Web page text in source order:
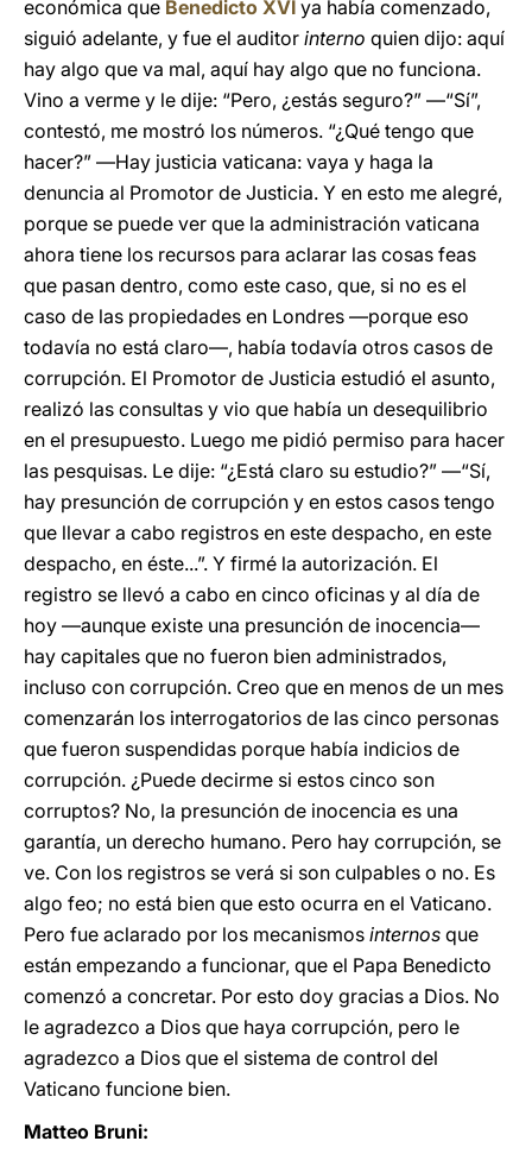
económica que Benedicto XVI ya había comenzado,
siguió adelante, y fue el auditor interno quien dijo: aquí
hay algo que va mal, aquí hay algo que no funciona.
Vino a verme y le dije: “Pero, ¿estás seguro?” ―“Sí”,
contestó, me mostró los números. “¿Qué tengo que
hacer?” ―Hay justicia vaticana: vaya y haga la
denuncia al Promotor de Justicia. Y en esto me alegré,
porque se puede ver que la administración vaticana
ahora tiene los recursos para aclarar las cosas feas
que pasan dentro, como este caso, que, si no es el
caso de las propiedades en Londres ―porque eso
todavía no está claro―, había todavía otros casos de
corrupción. El Promotor de Justicia estudió el asunto,
realizó las consultas y vio que había un desequilibrio
en el presupuesto. Luego me pidió permiso para hacer
las pesquisas. Le dije: “¿Está claro su estudio?” ―“Sí,
hay presunción de corrupción y en estos casos tengo
que llevar a cabo registros en este despacho, en este
despacho, en éste...”. Y firmé la autorización. El
registro se llevó a cabo en cinco oficinas y al día de
hoy ―aunque existe una presunción de inocencia―
hay capitales que no fueron bien administrados,
incluso con corrupción. Creo que en menos de un mes
comenzarán los interrogatorios de las cinco personas
que fueron suspendidas porque había indicios de
corrupción. ¿Puede decirme si estos cinco son
corruptos? No, la presunción de inocencia es una
garantía, un derecho humano. Pero hay corrupción, se
ve. Con los registros se verá si son culpables o no. Es
algo feo; no está bien que esto ocurra en el Vaticano.
Pero fue aclarado por los mecanismos internos que
están empezando a funcionar, que el Papa Benedicto
comenzó a concretar. Por esto doy gracias a Dios. No
le agradezco a Dios que haya corrupción, pero le
agradezco a Dios que el sistema de control del
Vaticano funcione bien.
Matteo Bruni: